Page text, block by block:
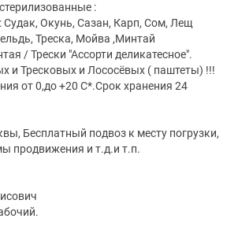
:
Окунь, Сазан, Карп, Сом, Лещ
Треска, Мойва ,Минтай
/ Трески "Ассорти деликатесное".
и Тресковых и Лососёвых ( паштеты) !!!
от 0,до +20 С*.Срок хранения 24
Бесплатный подвоз к месту погрузки,
продвижения и т.д.и т.п.